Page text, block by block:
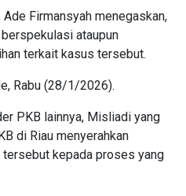
Firmansyah menegaskan,
ataupun
terkait kasus tersebut.
Rabu (28/1/2026).
PKB lainnya, Misliadi yang
di Riau menyerahkan
tersebut kepada proses yang